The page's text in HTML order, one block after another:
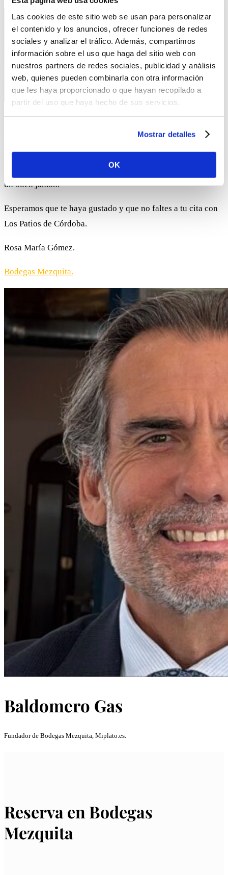
Las cookies de este sitio web se usan para personalizar
el contenido y los anuncios, ofrecer funciones de redes
sociales y analizar el tráfico. Además, compartimos
información sobre el uso que haga del sitio web con
nuestros partners de redes sociales, publicidad y análisis
web, quienes pueden combinarla con otra información
que les haya proporcionado o que hayan recopilado a
partir del uso que haya hecho de sus servicios.
Mostrar detalles
OK
Basilio, con un total de 7 patios que ya abren sus puertas al
público. Con esto nos vamos todos a degustar un buen vino
de los 40 que tiene Bodegas Mezquita, en su carta de vinos y
un buen jamón.
Esperamos que te haya gustado y que no faltes a tu cita con
Los Patios de Córdoba.
Rosa María Gómez.
Bodegas Mezquita.
Baldomero Gas
Fundador de Bodegas Mezquita, Miplato.es.
Reserva en Bodegas
Mezquita